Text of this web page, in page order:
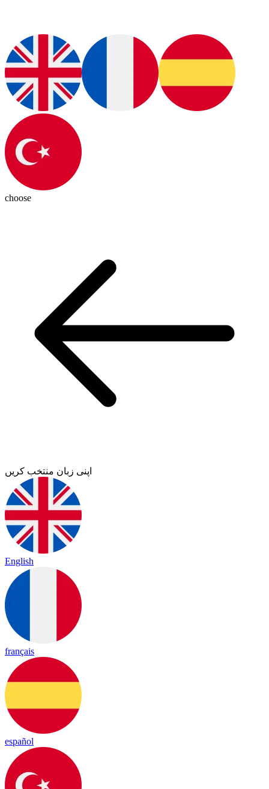
choose
اپنی زبان منتخب کریں
English
français
español